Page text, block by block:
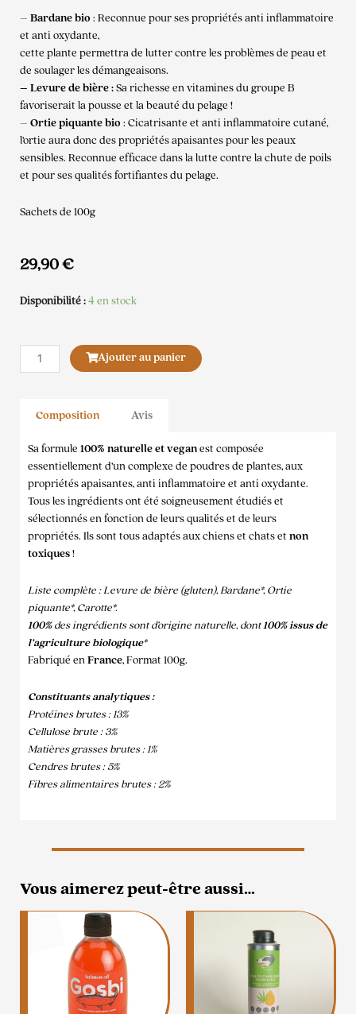
– Bardane bio : Reconnue pour ses propriétés anti inflammatoire
et anti oxydante,
cette plante permettra de lutter contre les problèmes de peau et
de soulager les démangeaisons.
– Levure de bière :Sa richesse en vitamines du groupe B
favoriserait la pousse et la beauté du pelage !
– Ortie piquante bio : Cicatrisante et anti inflammatoire cutané,
l’ortie aura donc des propriétés apaisantes pour les peaux
sensibles. Reconnue efficace dans la lutte contre la chute de poils
et pour ses qualités fortifiantes du pelage.
Sachets de 100g
29,90€
Disponibilité :4 en stock
quantité
de
Touffu
Ajouter au panier
Composition Avis
Sa formule 100% naturelle et veganest composée
essentiellement d’un complexe de poudres de plantes, aux
propriétés apaisantes, anti inflammatoire et anti oxydante.
Tous les ingrédients ont été soigneusement étudiés et
sélectionnés en fonction de leurs qualités et de leurs
propriétés. Ils sont tous adaptés aux chiens et chats et non
toxiques!
Liste complète : Levure de bière (gluten), Bardane*, Ortie
piquante*, Carotte*.
100%des ingrédients sont d’origine naturelle, dont100% issus de
l’agriculture biologique*
Fabriqué enFrance, Format 100g.
Constituants analytiques :
Protéines brutes : 13%
Cellulose brute : 3%
Matières grasses brutes : 1%
Cendres brutes : 5%
Fibres alimentaires brutes : 2%
Vous aimerez peut-être aussi…